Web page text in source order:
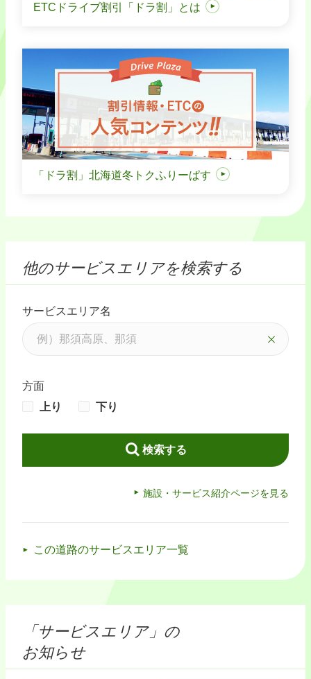
ETCドライブ割引「ドラ割」とは
「ドラ割」北海道冬トクふりーぱす
他のサービスエリアを検索する
サービスエリア名
方面
上り
下り
検索する
施設・サービス紹介ページを見る
この道路のサービスエリア一覧
「サービスエリア」の
お知らせ